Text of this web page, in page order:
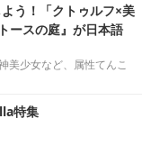
う！「クトゥルフ×美
ースの庭』が日本語
美少女など、属性てんこ
特集